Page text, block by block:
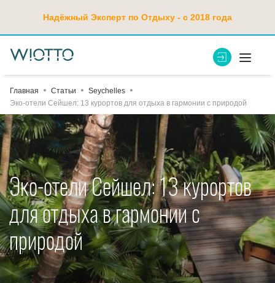
Надёжный Эксперт по Отдыху - с 2018 года
Главная Статьи
Seychelles
Эко-отели Сейшел: 13 курортов для отдыха в гармонии с природой
Эко-отели Сейшел: 13 курортов
для отдыха в гармонии с
природой